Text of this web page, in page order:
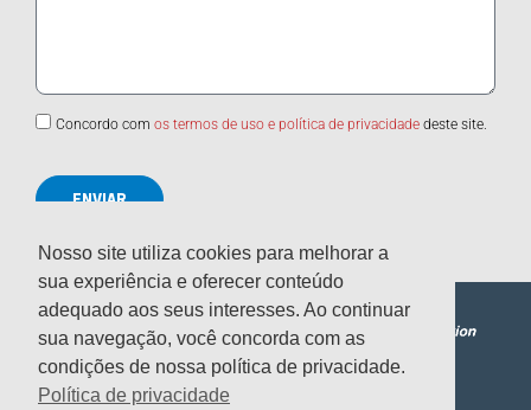
Concordo com os termos de uso e política de privacidade deste site.
ENVIAR
SOBRE NÓS
Nosso site utiliza cookies para melhorar a
sua experiência e oferecer conteúdo
adequado aos seus interesses. Ao continuar
sua navegação, você concorda com as
condições de nossa política de privacidade.
Política de privacidade